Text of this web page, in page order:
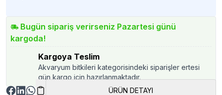
Bugün sipariş verirseniz Pazartesi günü
kargoda!
Kargoya Teslim
Akvaryum bitkileri kategorisindeki siparişler ertesi
gün kargo için hazırlanmaktadır.
ÜRÜN DETAYI